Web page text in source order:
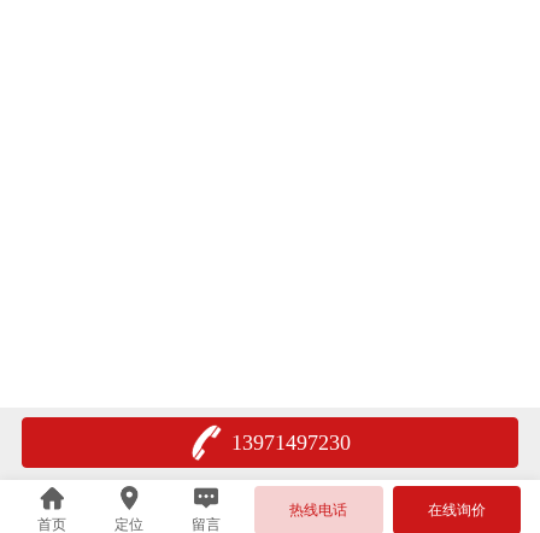
13971497230
首页 定位 留言
热线电话 在线询价